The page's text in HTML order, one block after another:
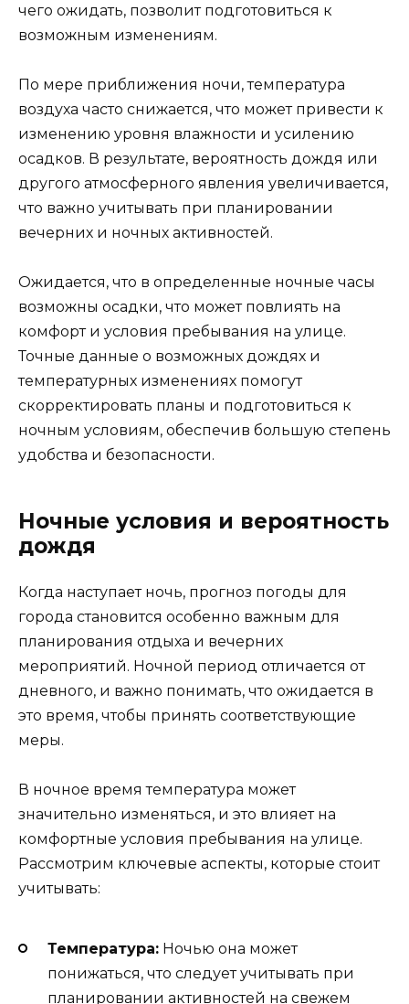
чего ожидать, позволит подготовиться к
возможным изменениям.
По мере приближения ночи, температура
воздуха часто снижается, что может привести к
изменению уровня влажности и усилению
осадков. В результате, вероятность дождя или
другого атмосферного явления увеличивается,
что важно учитывать при планировании
вечерних и ночных активностей.
Ожидается, что в определенные ночные часы
возможны осадки, что может повлиять на
комфорт и условия пребывания на улице.
Точные данные о возможных дождях и
температурных изменениях помогут
скорректировать планы и подготовиться к
ночным условиям, обеспечив большую степень
удобства и безопасности.
Ночные условия и вероятность
дождя
Когда наступает ночь, прогноз погоды для
города становится особенно важным для
планирования отдыха и вечерних
мероприятий. Ночной период отличается от
дневного, и важно понимать, что ожидается в
это время, чтобы принять соответствующие
меры.
В ночное время температура может
значительно изменяться, и это влияет на
комфортные условия пребывания на улице.
Рассмотрим ключевые аспекты, которые стоит
учитывать:
Температура: Ночью она может
понижаться, что следует учитывать при
планировании активностей на свежем